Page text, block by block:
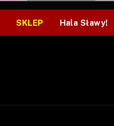
SKLEP Hala Sławy!